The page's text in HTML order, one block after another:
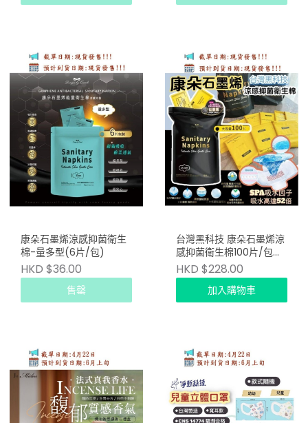
康朵石墨烯涼感抑菌衛生
棉-量多型(6片/包)
HKD $36.00
售罄
台灣黑科技 康朵石墨烯涼
感抑菌衛生棉100片/包
(日用 24.5CM)
HKD $228.00
加入購物車